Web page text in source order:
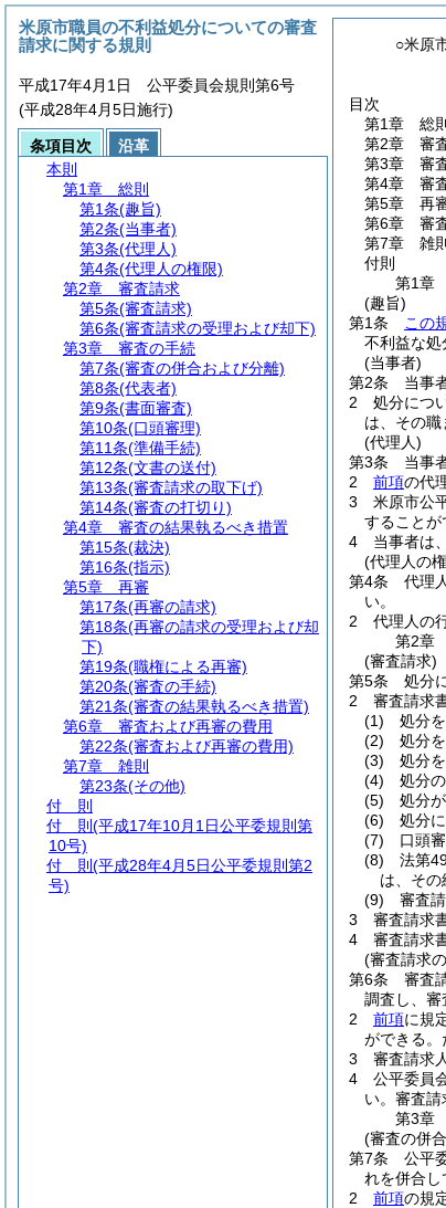
○米原
目次
第1章
総則
第2章
審
第3章
審
第4章
審
第5章
再
第6章
審
第7章
雑則
付則
第1章
(趣旨)
第1条
この
不利益な処
(当事者)
第2条
当事
2
処分につ
は、その職
(代理人)
第3条
当事
2
前項の代
3
米原市公
することが
4
当事者は
(代理人の
第4条
代理
い。
2
代理人の
第2章
(審査請求)
第5条
処分
2
審査請求
(1)
処分
(2)
処分
(3)
処分
(4)
処分
(5)
処分
(6)
処分
(7)
口頭
(8)
法第
は、その
(9)
審査
3
審査請求
4
審査請求
(審査請求
第6条
審査
調査し、審
2
前項に規
ができる。
3
審査請求
4
公平委員
い。 審査請
第3章
(審査の併
第7条
公平
れを併合し
2
前項の規
米原市職員の不利益処分についての審査
請求に関する規則
平成17年4月1日 公平委員会規則第6号
(平成28年4月5日施行)
条項目次
沿革
本則
第1章
総則
第1条(趣旨)
第2条(当事者)
第3条(代理人)
第4条(代理人の権限)
第2章
審査請求
第5条(審査請求)
第6条(審査請求の受理および却下)
第3章
審査の手続
第7条(審査の併合および分離)
第8条(代表者)
第9条(書面審査)
第10条(口頭審理)
第11条(準備手続)
第12条(文書の送付)
第13条(審査請求の取下げ)
第14条(審査の打切り)
第4章
審査の結果執るべき措置
第15条(裁決)
第16条(指示)
第5章
再審
第17条(再審の請求)
第18条(再審の請求の受理および却
下)
第19条(職権による再審)
第20条(審査の手続)
第21条(審査の結果執るべき措置)
第6章
審査および再審の費用
第22条(審査および再審の費用)
第7章
雑則
第23条(その他)
付 則
付 則 (平成17年10月1日公平委規則第
10号)
付 則 (平成28年4月5日公平委規則第2
号)